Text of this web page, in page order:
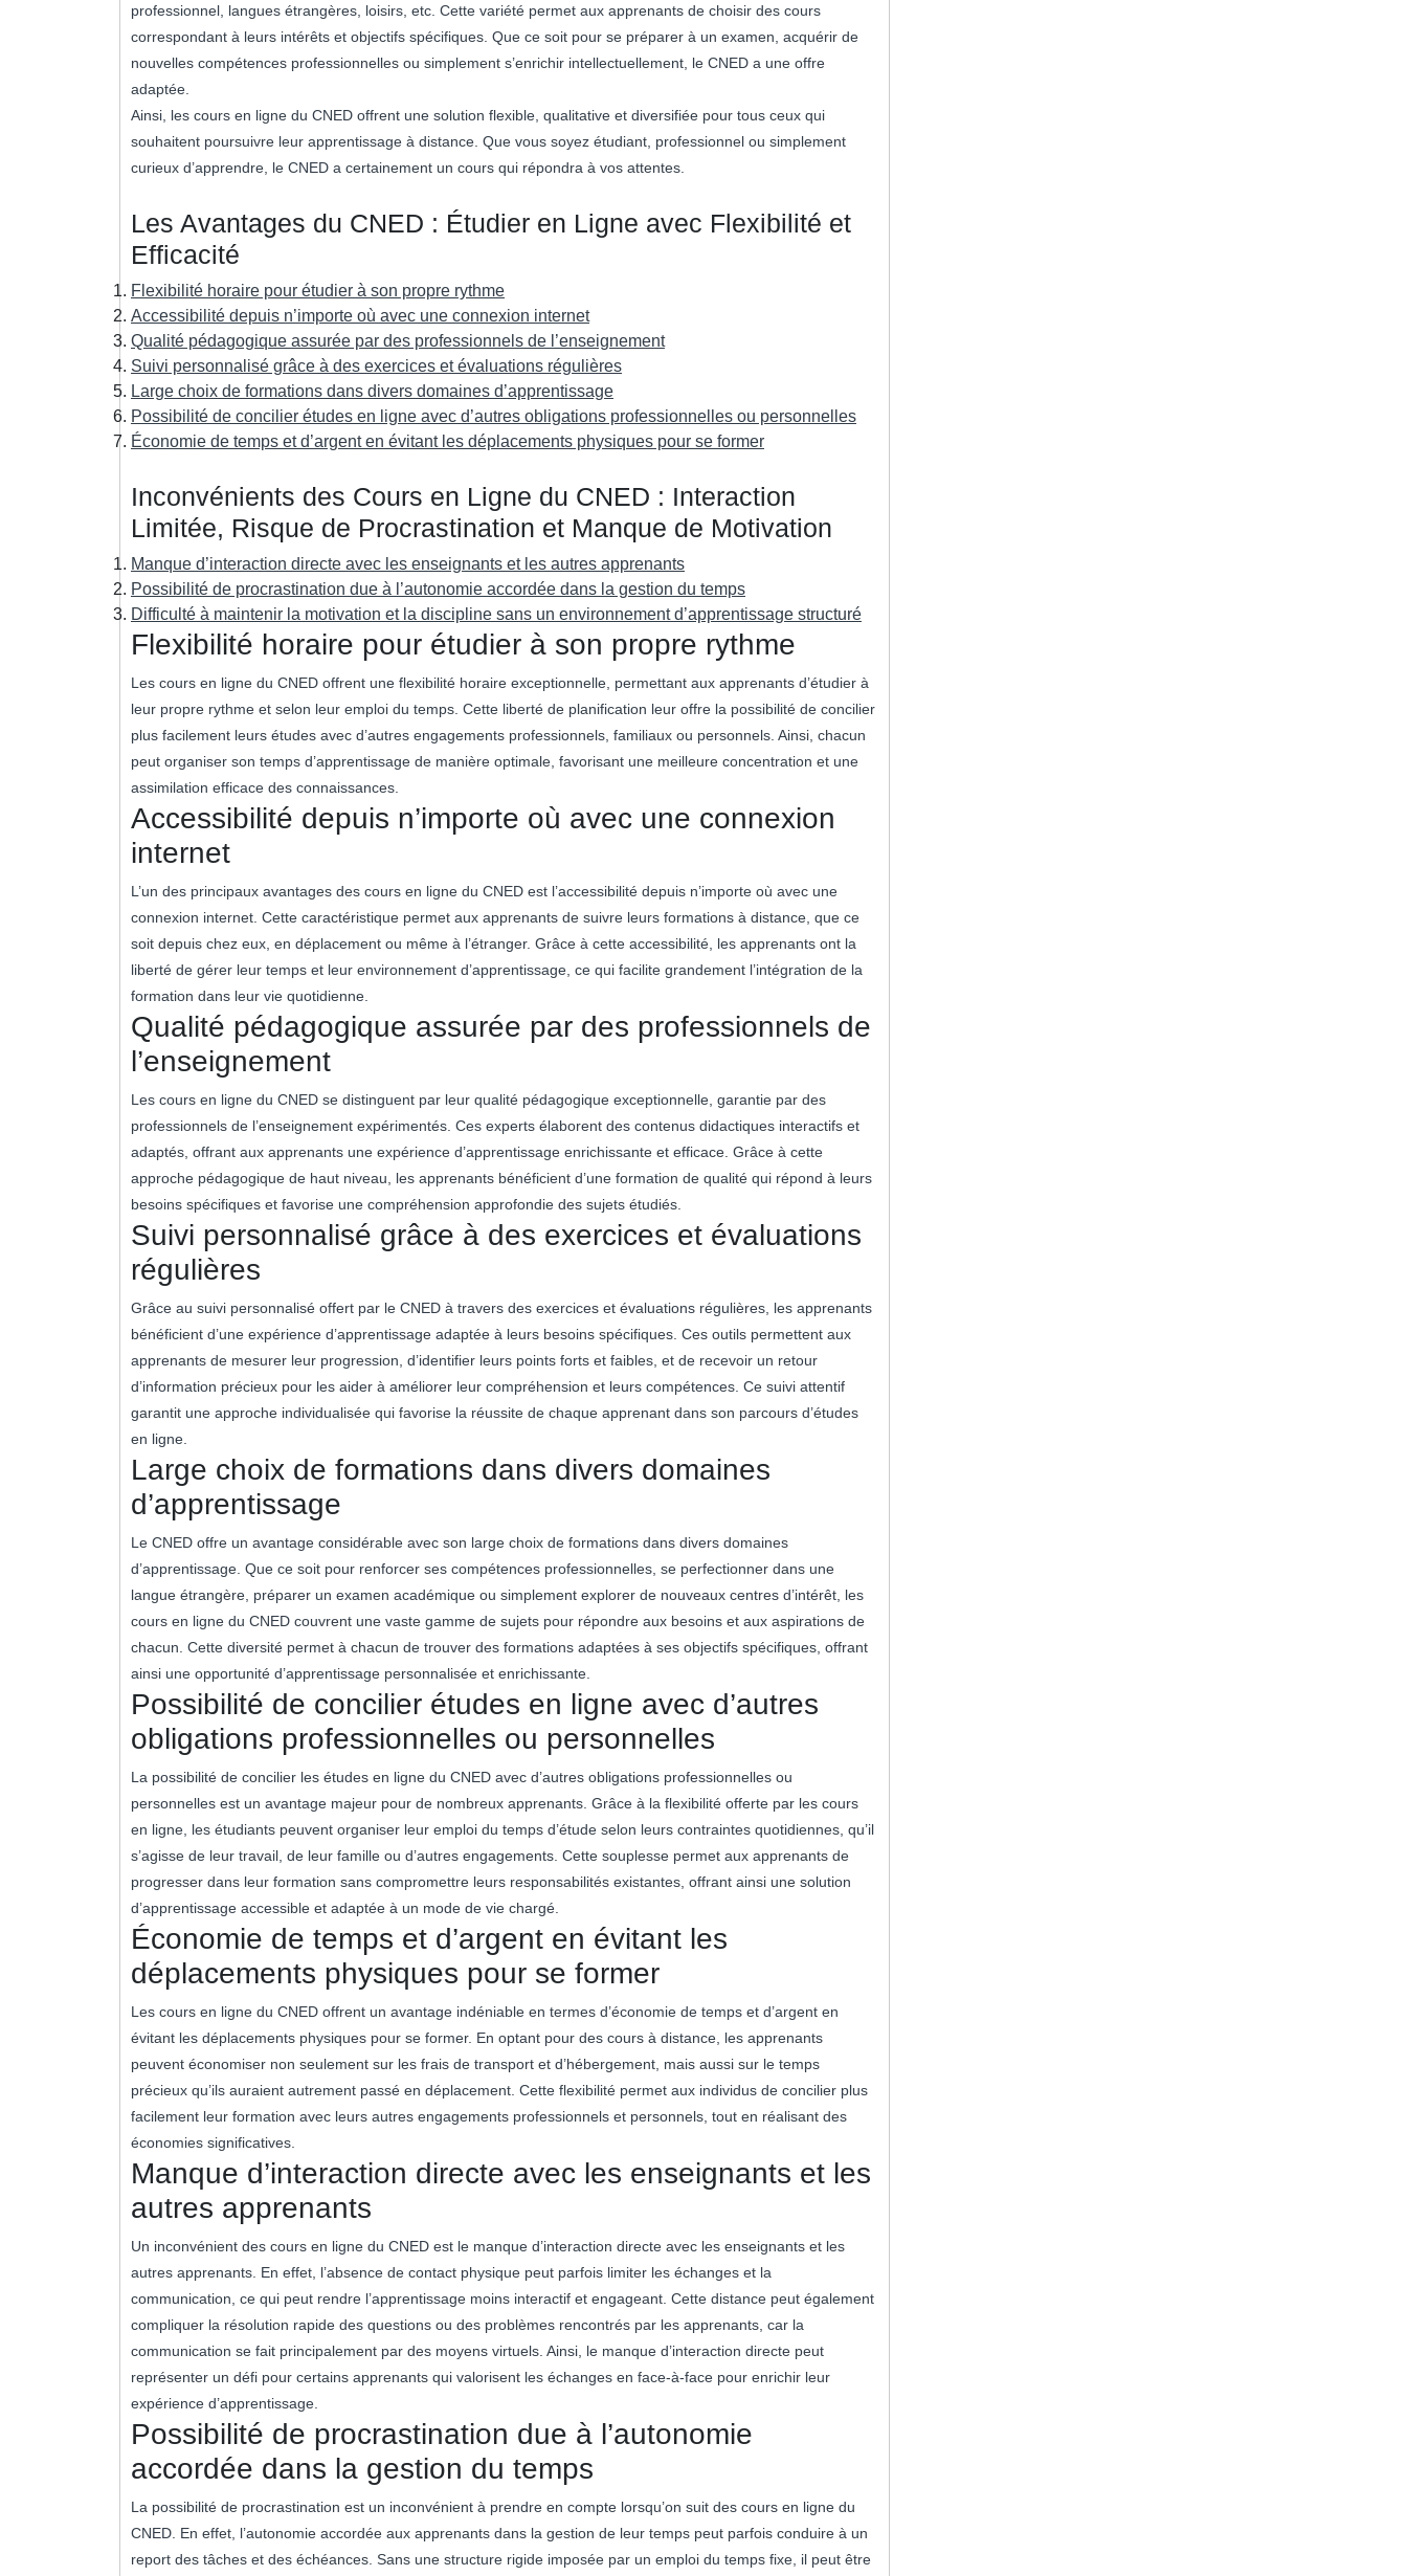
professionnel, langues étrangères, loisirs, etc. Cette variété permet aux apprenants de choisir des cours
correspondant à leurs intérêts et objectifs spécifiques. Que ce soit pour se préparer à un examen, acquérir de
nouvelles compétences professionnelles ou simplement s’enrichir intellectuellement, le CNED a une offre
adaptée.
Ainsi, les cours en ligne du CNED offrent une solution flexible, qualitative et diversifiée pour tous ceux qui
souhaitent poursuivre leur apprentissage à distance. Que vous soyez étudiant, professionnel ou simplement
curieux d’apprendre, le CNED a certainement un cours qui répondra à vos attentes.
Les Avantages du CNED : Étudier en Ligne avec Flexibilité et
Efficacité
Flexibilité horaire pour étudier à son propre rythme
Accessibilité depuis n’importe où avec une connexion internet
Qualité pédagogique assurée par des professionnels de l’enseignement
Suivi personnalisé grâce à des exercices et évaluations régulières
Large choix de formations dans divers domaines d’apprentissage
Possibilité de concilier études en ligne avec d’autres obligations professionnelles ou personnelles
Économie de temps et d’argent en évitant les déplacements physiques pour se former
Inconvénients des Cours en Ligne du CNED : Interaction
Limitée, Risque de Procrastination et Manque de Motivation
Manque d’interaction directe avec les enseignants et les autres apprenants
Possibilité de procrastination due à l’autonomie accordée dans la gestion du temps
Difficulté à maintenir la motivation et la discipline sans un environnement d’apprentissage structuré
Flexibilité horaire pour étudier à son propre rythme
Les cours en ligne du CNED offrent une flexibilité horaire exceptionnelle, permettant aux apprenants d’étudier à
leur propre rythme et selon leur emploi du temps. Cette liberté de planification leur offre la possibilité de concilier
plus facilement leurs études avec d’autres engagements professionnels, familiaux ou personnels. Ainsi, chacun
peut organiser son temps d’apprentissage de manière optimale, favorisant une meilleure concentration et une
assimilation efficace des connaissances.
Accessibilité depuis n’importe où avec une connexion
internet
L’un des principaux avantages des cours en ligne du CNED est l’accessibilité depuis n’importe où avec une
connexion internet. Cette caractéristique permet aux apprenants de suivre leurs formations à distance, que ce
soit depuis chez eux, en déplacement ou même à l’étranger. Grâce à cette accessibilité, les apprenants ont la
liberté de gérer leur temps et leur environnement d’apprentissage, ce qui facilite grandement l’intégration de la
formation dans leur vie quotidienne.
Qualité pédagogique assurée par des professionnels de
l’enseignement
Les cours en ligne du CNED se distinguent par leur qualité pédagogique exceptionnelle, garantie par des
professionnels de l’enseignement expérimentés. Ces experts élaborent des contenus didactiques interactifs et
adaptés, offrant aux apprenants une expérience d’apprentissage enrichissante et efficace. Grâce à cette
approche pédagogique de haut niveau, les apprenants bénéficient d’une formation de qualité qui répond à leurs
besoins spécifiques et favorise une compréhension approfondie des sujets étudiés.
Suivi personnalisé grâce à des exercices et évaluations
régulières
Grâce au suivi personnalisé offert par le CNED à travers des exercices et évaluations régulières, les apprenants
bénéficient d’une expérience d’apprentissage adaptée à leurs besoins spécifiques. Ces outils permettent aux
apprenants de mesurer leur progression, d’identifier leurs points forts et faibles, et de recevoir un retour
d’information précieux pour les aider à améliorer leur compréhension et leurs compétences. Ce suivi attentif
garantit une approche individualisée qui favorise la réussite de chaque apprenant dans son parcours d’études
en ligne.
Large choix de formations dans divers domaines
d’apprentissage
Le CNED offre un avantage considérable avec son large choix de formations dans divers domaines
d’apprentissage. Que ce soit pour renforcer ses compétences professionnelles, se perfectionner dans une
langue étrangère, préparer un examen académique ou simplement explorer de nouveaux centres d’intérêt, les
cours en ligne du CNED couvrent une vaste gamme de sujets pour répondre aux besoins et aux aspirations de
chacun. Cette diversité permet à chacun de trouver des formations adaptées à ses objectifs spécifiques, offrant
ainsi une opportunité d’apprentissage personnalisée et enrichissante.
Possibilité de concilier études en ligne avec d’autres
obligations professionnelles ou personnelles
La possibilité de concilier les études en ligne du CNED avec d’autres obligations professionnelles ou
personnelles est un avantage majeur pour de nombreux apprenants. Grâce à la flexibilité offerte par les cours
en ligne, les étudiants peuvent organiser leur emploi du temps d’étude selon leurs contraintes quotidiennes, qu’il
s’agisse de leur travail, de leur famille ou d’autres engagements. Cette souplesse permet aux apprenants de
progresser dans leur formation sans compromettre leurs responsabilités existantes, offrant ainsi une solution
d’apprentissage accessible et adaptée à un mode de vie chargé.
Économie de temps et d’argent en évitant les
déplacements physiques pour se former
Les cours en ligne du CNED offrent un avantage indéniable en termes d’économie de temps et d’argent en
évitant les déplacements physiques pour se former. En optant pour des cours à distance, les apprenants
peuvent économiser non seulement sur les frais de transport et d’hébergement, mais aussi sur le temps
précieux qu’ils auraient autrement passé en déplacement. Cette flexibilité permet aux individus de concilier plus
facilement leur formation avec leurs autres engagements professionnels et personnels, tout en réalisant des
économies significatives.
Manque d’interaction directe avec les enseignants et les
autres apprenants
Un inconvénient des cours en ligne du CNED est le manque d’interaction directe avec les enseignants et les
autres apprenants. En effet, l’absence de contact physique peut parfois limiter les échanges et la
communication, ce qui peut rendre l’apprentissage moins interactif et engageant. Cette distance peut également
compliquer la résolution rapide des questions ou des problèmes rencontrés par les apprenants, car la
communication se fait principalement par des moyens virtuels. Ainsi, le manque d’interaction directe peut
représenter un défi pour certains apprenants qui valorisent les échanges en face-à-face pour enrichir leur
expérience d’apprentissage.
Possibilité de procrastination due à l’autonomie
accordée dans la gestion du temps
La possibilité de procrastination est un inconvénient à prendre en compte lorsqu’on suit des cours en ligne du
CNED. En effet, l’autonomie accordée aux apprenants dans la gestion de leur temps peut parfois conduire à un
report des tâches et des échéances. Sans une structure rigide imposée par un emploi du temps fixe, il peut être